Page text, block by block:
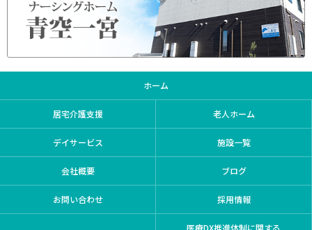
ホーム
居宅介護支援 老人ホーム
デイサービス 施設一覧
会社概要 ブログ
お問い合わせ 採用情報
医療DX推進体制に関する